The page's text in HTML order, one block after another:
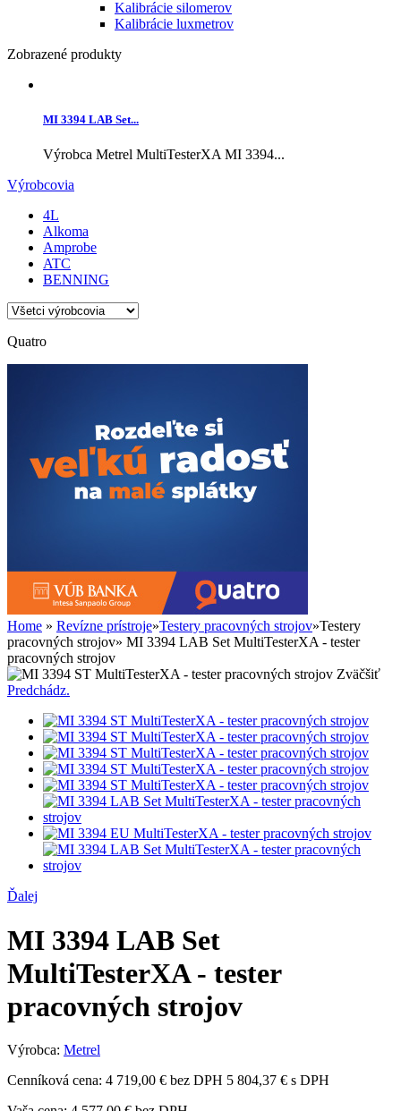
Kalibrácie silomerov
Kalibrácie luxmetrov
Zobrazené produkty
MI 3394 LAB Set...
Výrobca Metrel MultiTesterXA MI 3394...
Výrobcovia
4L
Alkoma
Amprobe
ATC
BENNING
Quatro
Home » Revízne prístroje»Testery pracovných strojov»Testery
pracovných strojov» MI 3394 LAB Set MultiTesterXA - tester
pracovných strojov
Zväčšiť
Predchádz.
Ďalej
MI 3394 LAB Set
MultiTesterXA - tester
pracovných strojov
Výrobca: Metrel
Cenníková cena: 4 719,00 € bez DPH 5 804,37 € s DPH